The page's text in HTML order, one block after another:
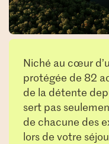
Niché au cœur
protégée de 82
de la détente
sert pas
de chacune des
lors de votre